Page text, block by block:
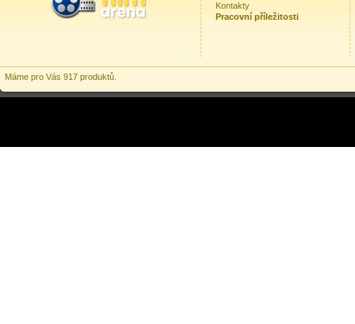
Kontakty
Pracovní příležitosti
Máme pro Vás 917 produktů.